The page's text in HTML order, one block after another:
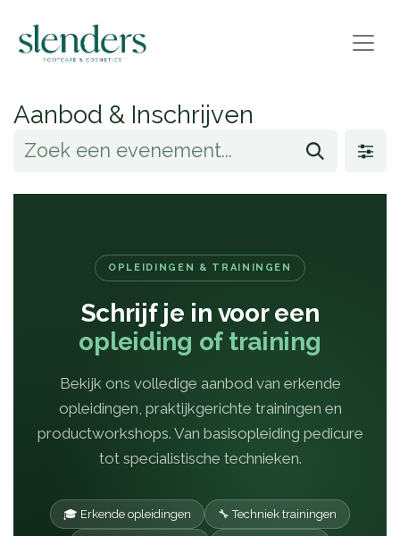
Aanbod & Inschrijven
OPLEIDINGEN & TRAININGEN
Schrijf je in voor een
opleiding of training
Bekijk ons volledige aanbod van erkende
opleidingen, praktijkgerichte trainingen en
productworkshops. Van basisopleiding pedicure
tot specialistische technieken.
🎓 Erkende opleidingen 🔧 Techniek trainingen